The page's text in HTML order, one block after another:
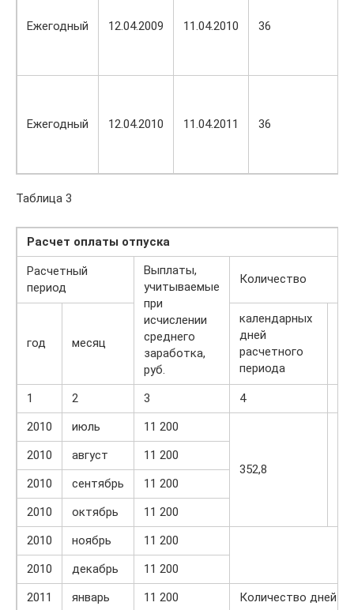
Ежегодный 12.04.2009 11.04.2010 36
Ежегодный 12.04.2010 11.04.2011 36
Таблица 3
Расчет оплаты отпуска
Расчетный
период
Выплаты,
учитываемые
при
исчислении
среднего
заработка,
руб.
Количество
год месяц
календарных
дней
расчетного
периода
1 2 3 4
2010
июль 11 200
352,8
2010 август
11 200
2010
сентябрь
11 200
2010
октябрь
11 200
2010
ноябрь
11 200
2010
декабрь
11 200
2011
январь 11 200
Количество дней